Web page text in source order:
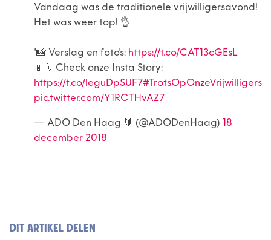
Vandaag was de traditionele vrijwilligersavond!
Het was weer top! 👌
'📸 Verslag en foto's: https://t.co/CAT13cGEsL
📱🤳 Check onze Insta Story:
https://t.co/leguDpSUF7#TrotsOpOnzeVrijwilligers
pic.twitter.com/Y1RCTHvAZ7
— ADO Den Haag 🔰 (@ADODenHaag) 18
december 2018
DIT ARTIKEL DELEN